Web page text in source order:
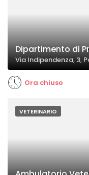
Dipartimento di
Via Indipendenza, 3,
Ora chiuso
VETERINARIO